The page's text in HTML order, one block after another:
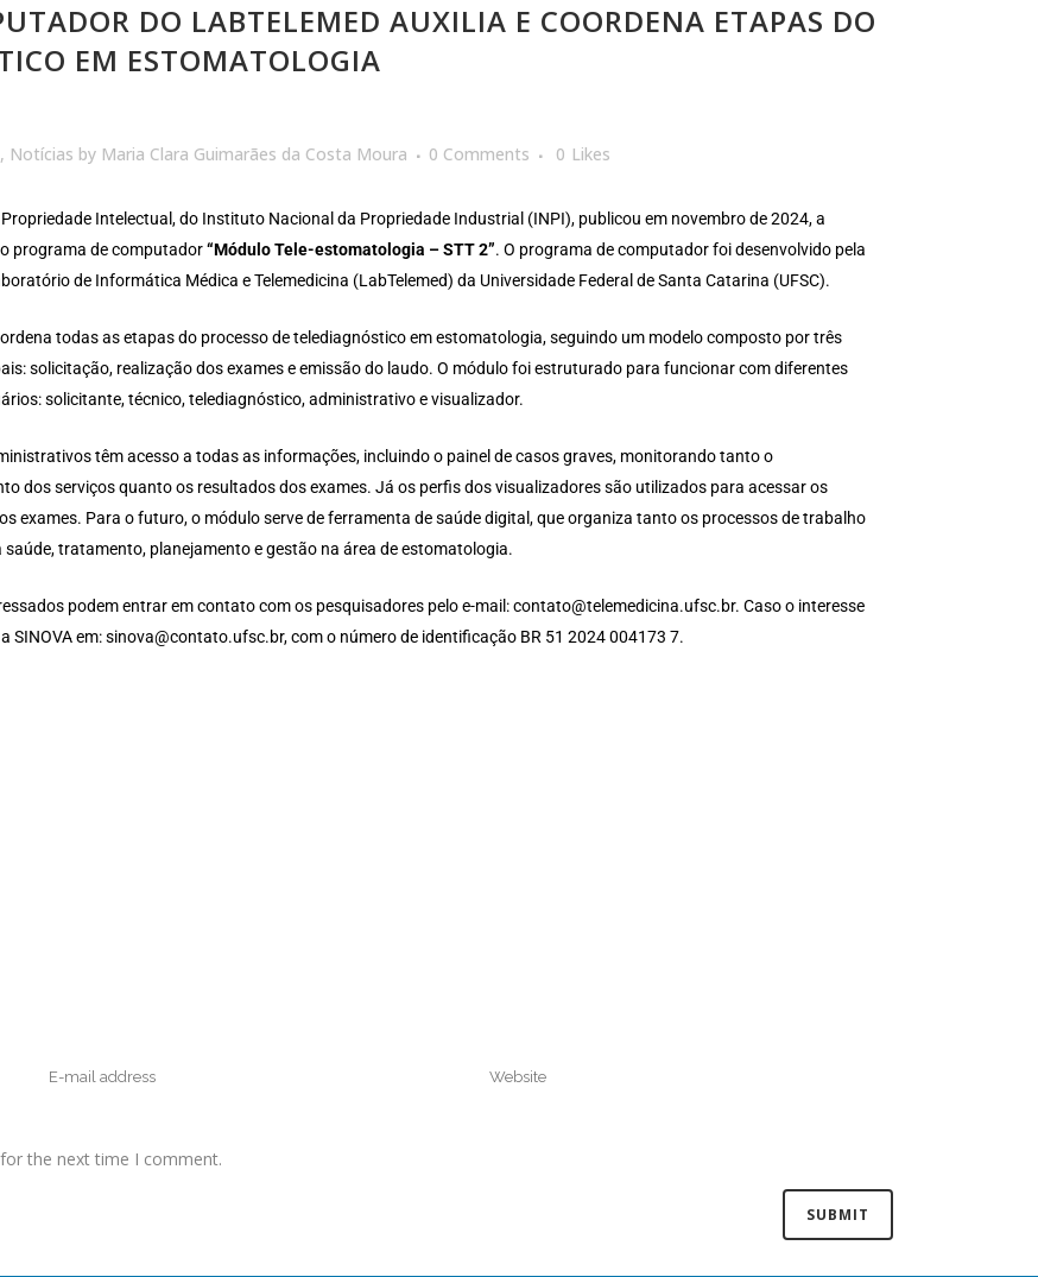
DO LABTELEMED AUXILIA E COORDENA ETAPAS DO
EM ESTOMATOLOGIA
, Notícias by Maria Clara Guimarães da Costa Moura 0 Comments 0 Likes
Intelectual, do Instituto Nacional da Propriedade Industrial (INPI), publicou em novembro de 2024, a
programa de computador“Módulo Tele-estomatologia – STT 2”. O programa de computador foi desenvolvido pela
de Informática Médica e Telemedicina (LabTelemed) da Universidade Federal de Santa Catarina (UFSC).
todas as etapas do processo de telediagnóstico em estomatologia, seguindo um modelo composto por três
solicitação, realização dos exames e emissão do laudo. O módulo foi estruturado para funcionar com diferentes
solicitante, técnico, telediagnóstico, administrativo e visualizador.
têm acesso a todas as informações, incluindo o painel de casos graves, monitorando tanto o
dos serviços quanto os resultados dos exames. Já os perfis dos visualizadores são utilizados para acessar os
exames. Para o futuro, o módulo serve de ferramenta de saúde digital, que organiza tanto os processos de trabalho
saúde, tratamento, planejamento e gestão na área de estomatologia.
podem entrar em contato com os pesquisadores pelo e-mail: contato@telemedicina.ufsc.br. Caso o interesse
SINOVA em: sinova@contato.ufsc.br, com o número de identificação BR 51 2024 004173 7.
the next time I comment.